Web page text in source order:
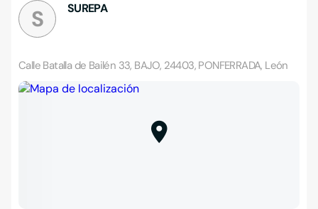
S SUREPA
Calle Batalla de Bailén 33, BAJO, 24403, PONFERRADA, León